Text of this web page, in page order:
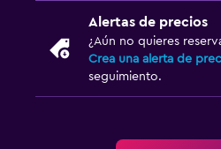
Alertas de precios
¿Aún no quieres
Crea una alerta de
seguimiento.